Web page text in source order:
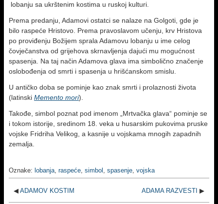
lobanju sa ukrštenim kostima u ruskoj kulturi.
Prema predanju, Adamovi ostatci se nalaze na Golgoti, gde je
bilo raspeće Hristovo. Prema pravoslavom učenju, krv Hristova
po proviđenju Božijem sprala Adamovu lobanju u ime celog
čovječanstva od grijehova skrnavljenja dajući mu mogućnost
spasenja. Na taj način Adamova glava ima simbolično značenje
oslobođenja od smrti i spasenja u hrišćanskom smislu.
U antičko doba se pominje kao znak smrti i prolaznosti života
(latinski Memento mori).
Takođe, simbol poznat pod imenom „Mrtvačka glava“ pominje se
i tokom istorije, sredinom 18. veka u husarskim pukovima pruske
vojske Fridriha Velikog, a kasnije u vojskama mnogih zapadnih
zemalja.
Oznake: lobanja, raspeće, simbol , spasenje, vojska
◀ ADAMOV KOSTIM ADAMA RAZVESTI ▶